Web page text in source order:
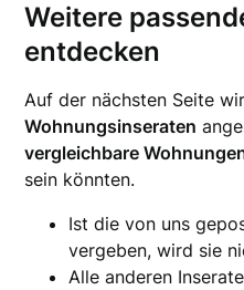
Weitere
entdecken
Auf der nächsten Seite
Wohnungsinseraten
vergleichbare
sein könnten.
Ist die von uns
vergeben, wird sie
Alle anderen